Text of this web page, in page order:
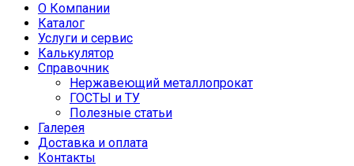
О Компании
Каталог
Услуги и сервис
Калькулятор
Справочник
Нержавеющий металлопрокат
ГОСТЫ и ТУ
Полезные статьи
Галерея
Доставка и оплата
Контакты